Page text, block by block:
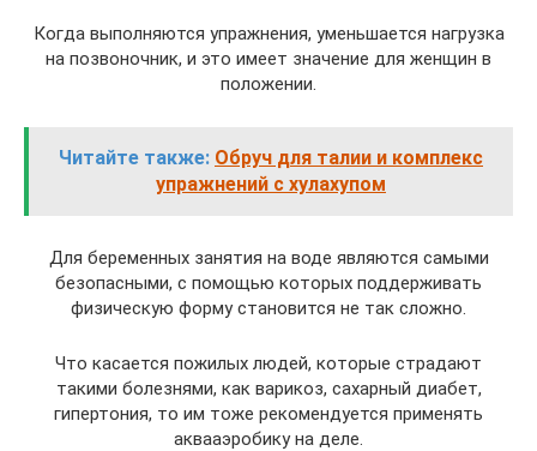
Когда выполняются упражнения, уменьшается нагрузка
на позвоночник, и это имеет значение для женщин в
положении.
Читайте также: Обруч для талии и комплекс
упражнений с хулахупом
Для беременных занятия на воде являются самыми
безопасными, с помощью которых поддерживать
физическую форму становится не так сложно.
Что касается пожилых людей, которые страдают
такими болезнями, как варикоз, сахарный диабет,
гипертония, то им тоже рекомендуется применять
аквааэробику на деле.